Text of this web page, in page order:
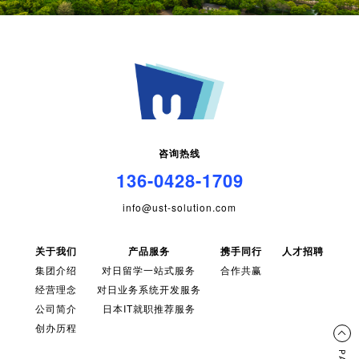
咨询热线
136-0428-1709
info@ust-solution.com
关于我们
集团介绍
经营理念
公司简介
创办历程
产品服务
对日留学一站式服务
对日业务系统开发服务
日本IT就职推荐服务
携手同行
合作共赢
人才招聘